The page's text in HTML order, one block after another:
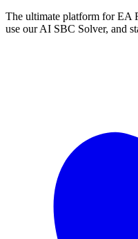
The ultimate platform for EA
use our AI SBC Solver, and